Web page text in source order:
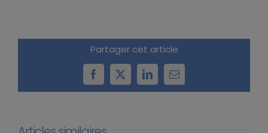
Partager cet article
Facebook
X LinkedInEmail